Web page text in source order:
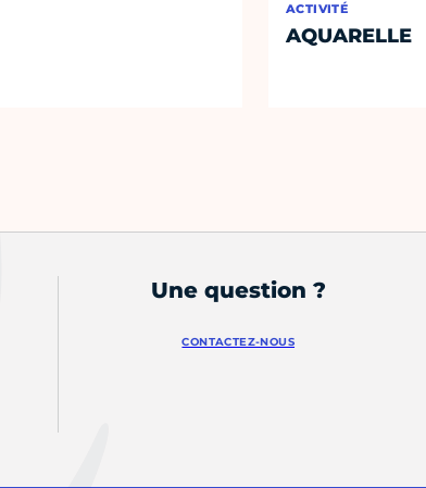
ACTIVITÉ
AQUARELLE
Une question ?
CONTACTEZ-NOUS